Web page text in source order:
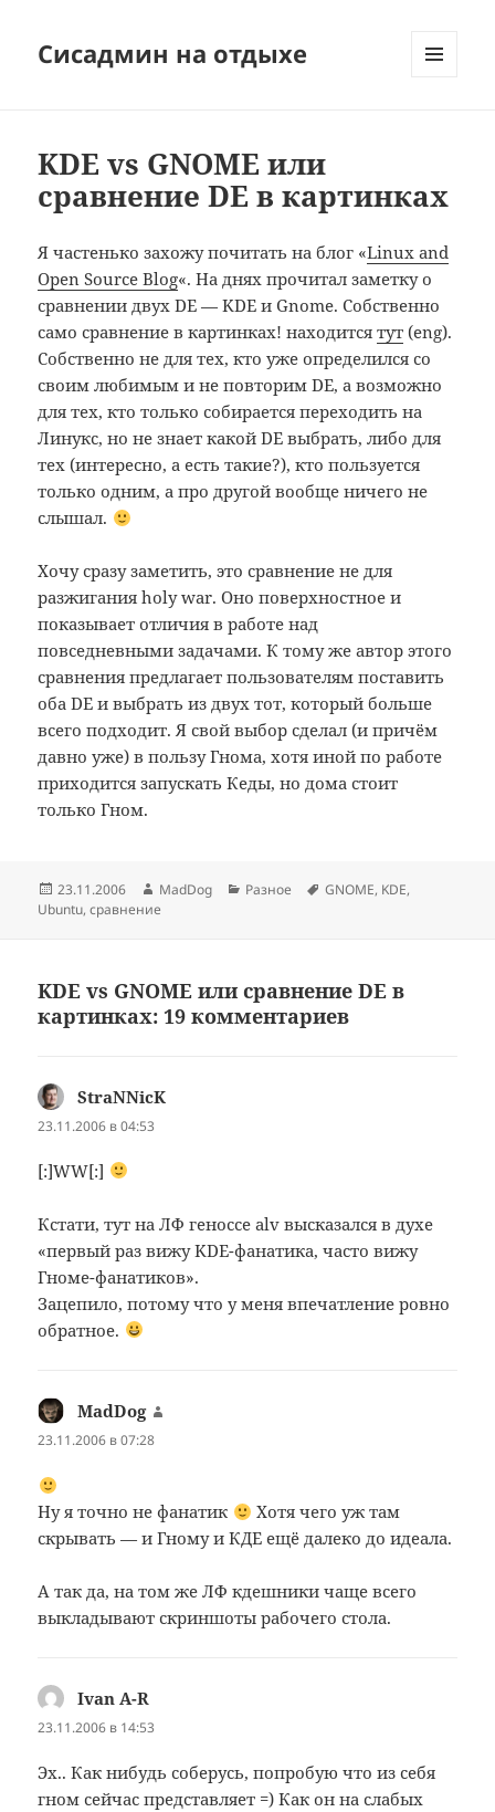
Сисадмин на отдыхе
KDE vs GNOME или
сравнение DE в картинках
Я частенько захожу почитать на блог «Linux and
Open Source Blog«. На днях прочитал заметку о
сравнении двух DE — KDE и Gnome. Собственно
само сравнение в картинках! находитсятут (eng).
Собственно не для тех, кто уже определился со
своим любимым и не повторим DE, а возможно
для тех, кто только собирается переходить на
Линукс, но не знает какой DE выбрать, либо для
тех (интересно, а есть такие?), кто пользуется
только одним, а про другой вообще ничего не
слышал.
Хочу сразу заметить, это сравнение не для
разжигания holy war. Оно поверхностное и
показывает отличия в работе над
повседневными задачами. К тому же автор этого
сравнения предлагает пользователям поставить
оба DE и выбрать из двух тот, который больше
всего подходит. Я свой выбор сделал (и причём
давно уже) в пользу Гнома, хотя иной по работе
приходится запускать Кеды, но дома стоит
только Гном.
Опубликовано
23.11.2006 Автор
MadDog Рубрики
Разное Метки
GNOME, KDE,
Ubuntu,сравнение
KDE vs GNOME или сравнение DE в
картинках: 19 комментариев
StraNNicK
23.11.2006 в 04:53
[:]WW[:]
Кстати, тут на ЛФ геноссе alv высказался в духе
«первый раз вижу KDE-фанатика, часто вижу
Гноме-фанатиков».
Зацепило, потому что у меня впечатление ровно
обратное.
MadDog
23.11.2006 в 07:28
Ну я точно не фанатик
Хотя чего уж там
скрывать — и Гному и КДЕ ещё далеко до идеала.
А так да, на том же ЛФ кдешники чаще всего
выкладывают скриншоты рабочего стола.
Ivan A-R
23.11.2006 в 14:53
Эх.. Как нибудь соберусь, попробую что из себя
гном сейчас представляет =) Как он на слабых